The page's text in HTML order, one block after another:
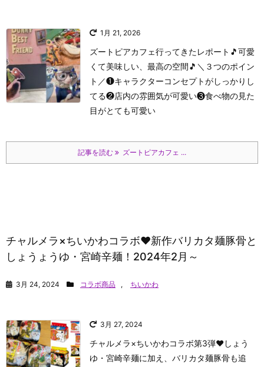
1月 21, 2026
ズートピアカフェ行ってきたレポート🎵可愛
くて美味しい、最高の空間🎵 ＼３つのポイン
ト／❶キャラクターコンセプトがしっかりし
てる❷店内の雰囲気が可愛い❸食べ物の見た
目がとても可愛い
記事を読む ズートピアカフェ ...
チャルメラ×ちいかわコラボ♥新作バリカタ麺豚骨と
しょうょうゆ・宮崎辛麺！2024年2月～
3月 24, 2024 コラボ商品 , ちいかわ
3月 27, 2024
チャルメラ×ちいかわコラボ第3弾♥しょう
ゆ・宮崎辛麺に加え、バリカタ麺豚骨も追